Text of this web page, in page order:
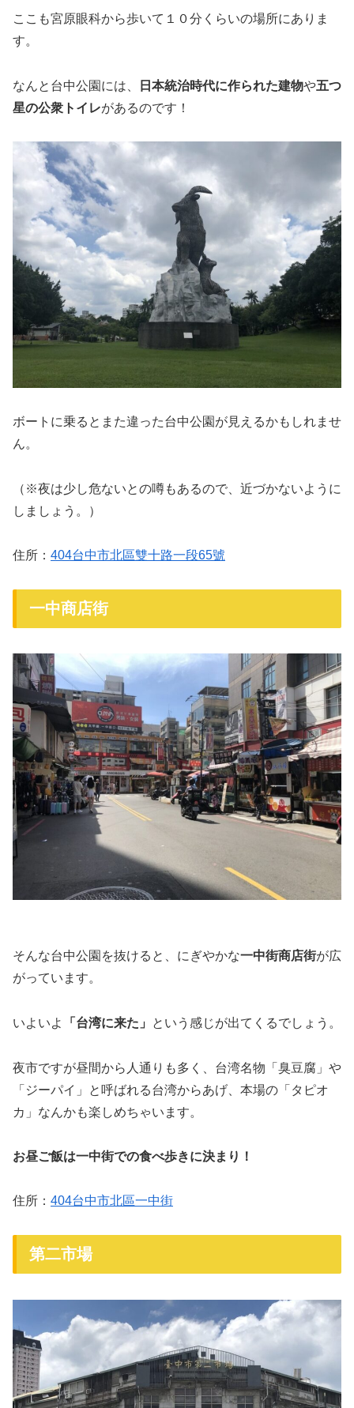
ここも宮原眼科から歩いて１０分くらいの場所にありま
す。
なんと台中公園には、 日本統治時代に作られた建物や五つ
星の公衆トイレがあるのです！
ボートに乗るとまた違った台中公園が見えるかもしれませ
ん。
（※夜は少し危ないとの噂もあるので、近づかないように
しましょう。）
住所： 404台中市北區雙十路一段65號
一中商店街
そんな台中公園を抜けると、にぎやかな一中街商店街が広
がっています。
いよいよ 「台湾に来た」 という感じが出てくるでしょう。
夜市ですが昼間から人通りも多く、台湾名物「臭豆腐」や
「ジーパイ」と呼ばれる台湾からあげ、本場の「タピオ
カ」なんかも楽しめちゃいます。
お昼ご飯は一中街での食べ歩きに決まり！
住所： 404台中市北區一中街
第二市場